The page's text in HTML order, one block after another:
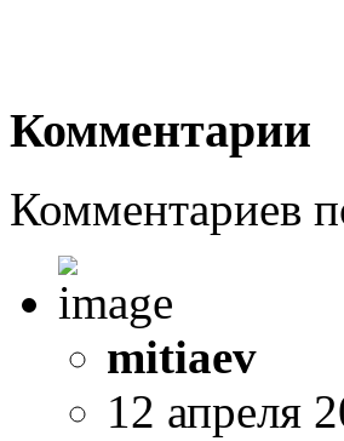
Комментарии
Комментариев
mitiaev
12 апреля